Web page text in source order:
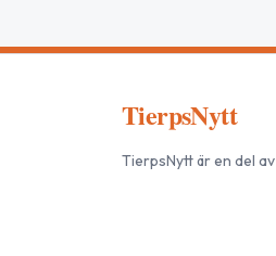
TierpsNytt
TierpsNyttär en del av